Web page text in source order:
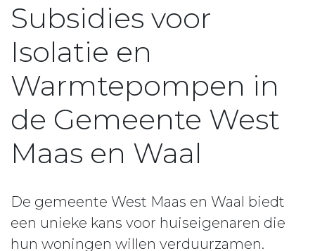
Subsidies voor
Isolatie en
Warmtepompen in
de Gemeente West
Maas en Waal
De gemeente West Maas en Waal biedt
een unieke kans voor huiseigenaren die
hun woningen willen verduurzamen.